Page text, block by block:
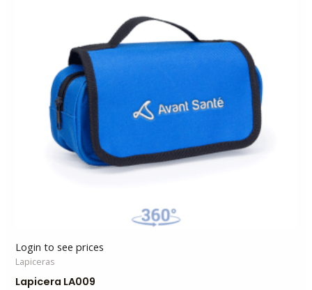
Login to see prices
Lapiceras
Lapicera LA009